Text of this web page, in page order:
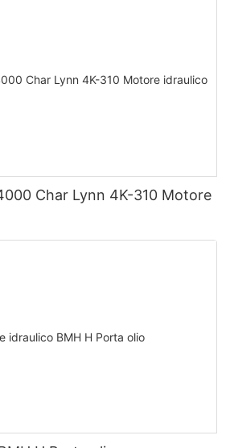
Char Lynn 4K-310 Motore